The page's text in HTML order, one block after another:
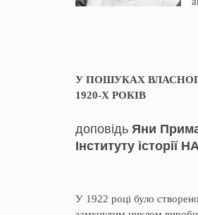
У ПОШУКАХ
1920-Х РОКІВ
доповідь Яни
Інституту історії
У 1922 році було